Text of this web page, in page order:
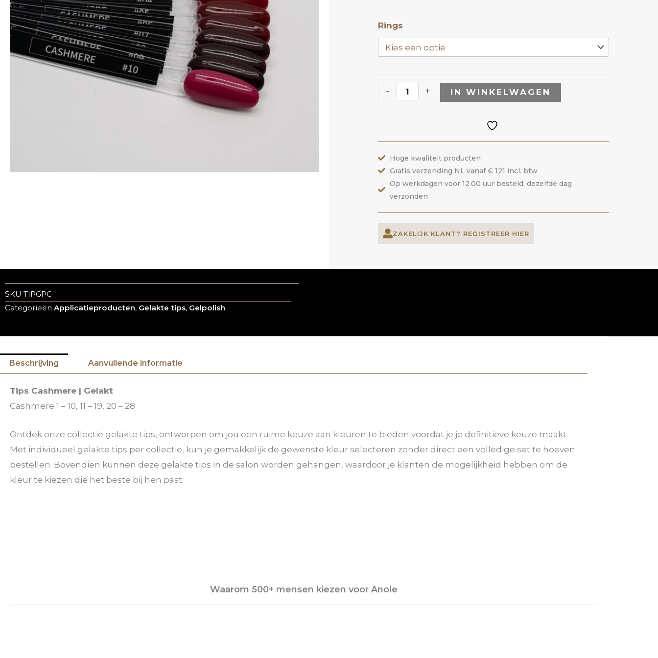
Rings
-
Gelakte
Tips
Cashmere
ANOLE
aantal
+ IN WINKELWAGEN
Hoge kwaliteit producten
Gratis verzending NL vanaf € 121 incl. btw
Op werkdagen voor 12.00 uur besteld, dezelfde dag
verzonden
ZAKELIJK KLANT? REGISTREER HIER
SKU TIPGPC
Categorieën Applicatieproducten, Gelakte tips, Gelpolish
Beschrijving Aanvullende informatie
Tips Cashmere | Gelakt
Cashmere 1 – 10, 11 – 19, 20 – 28
Ontdek onze collectie gelakte tips, ontworpen om jou een ruime keuze aan kleuren te bieden voordat je je definitieve keuze maakt.
Met individueel gelakte tips per collectie, kun je gemakkelijk de gewenste kleur selecteren zonder direct een volledige set te hoeven
bestellen. Bovendien kunnen deze gelakte tips in de salon worden gehangen, waardoor je klanten de mogelijkheid hebben om de
kleur te kiezen die het beste bij hen past.
Waarom 500+ mensen kiezen voor Anole